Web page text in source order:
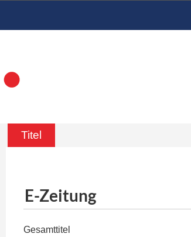
Titel
E-Zeitung
Gesamttitel